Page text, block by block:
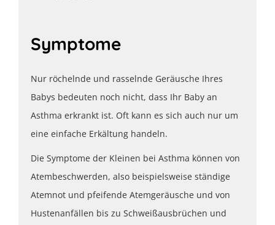
Symptome
Nur röchelnde und rasselnde Geräusche Ihres
Babys bedeuten noch nicht, dass Ihr Baby an
Asthma erkrankt ist. Oft kann es sich auch nur um
eine einfache Erkältung handeln.
Die Symptome der Kleinen bei Asthma können von
Atembeschwerden, also beispielsweise ständige
Atemnot und pfeifende Atemgeräusche und von
Hustenanfällen bis zu Schweißausbrüchen und